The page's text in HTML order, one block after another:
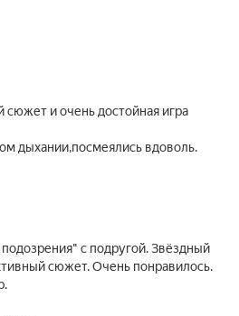
и очень достойная игра
дыхании,посмеялись вдоволь.
с подругой. Звёздный
сюжет. Очень понравилось.